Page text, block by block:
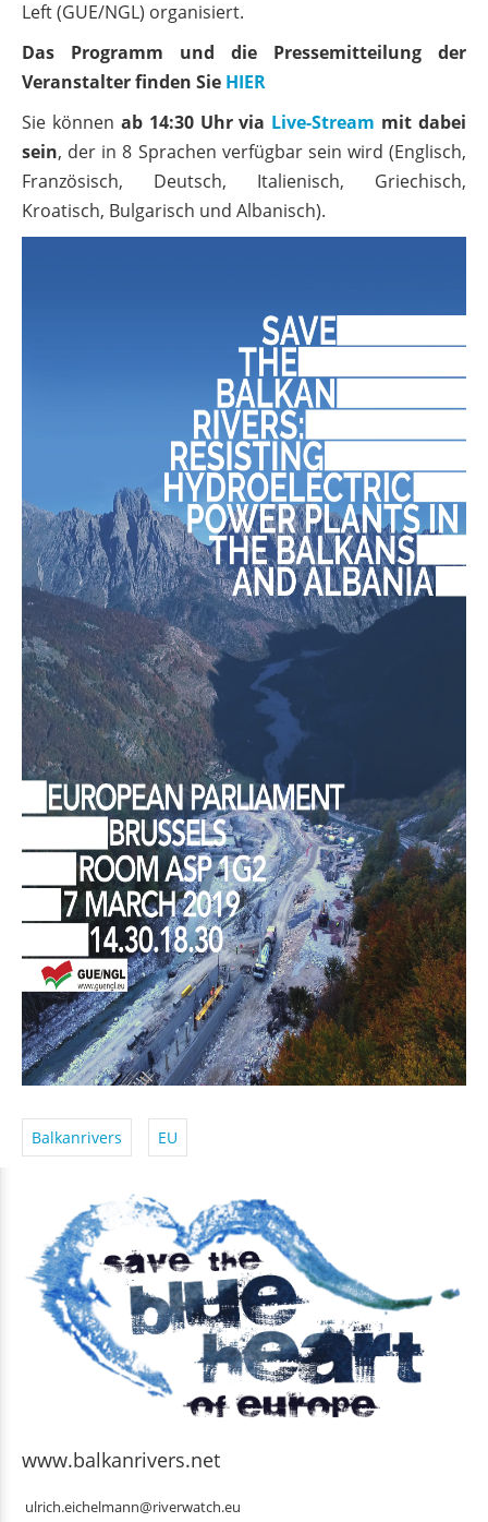
Left (GUE/NGL) organisiert.
Das Programm und die Pressemitteilung der
Veranstalter finden Sie HIER
Sie können ab 14:30 Uhr via Live-Stream mit dabei
sein, der in 8 Sprachen verfügbar sein wird (Englisch,
Französisch, Deutsch, Italienisch, Griechisch,
Kroatisch, Bulgarisch und Albanisch).
Balkanrivers EU
www.balkanrivers.net
ulrich.eichelmann@riverwatch.eu